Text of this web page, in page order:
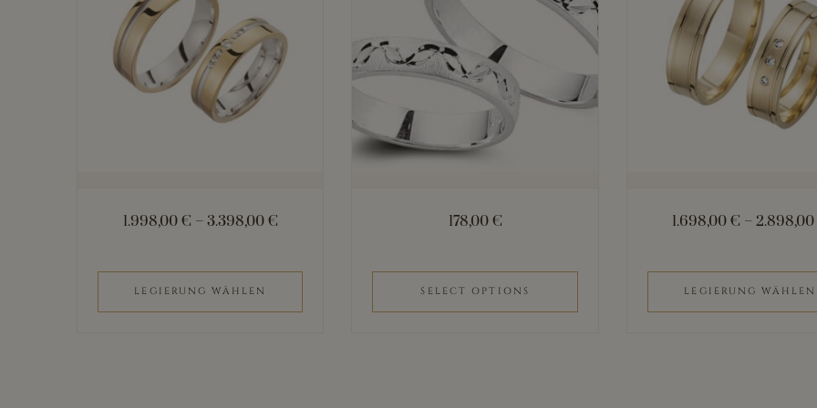
1.998,00 € – 3.398,00 €
LEGIERUNG WÄHLEN
mehrere
Varianten
Produktseite
178,00 €
SELECT OPTIONS
1.698,00€ –
LEGIERUNG WÄHLEN
mehrere
Varianten
Produktseite